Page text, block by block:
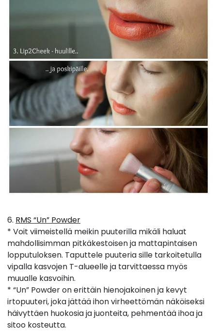
6. RMS “Un” Powder
* Voit viimeistellä meikin puuterilla mikäli haluat
mahdollisimman pitkäkestoisen ja mattapintaisen
lopputuloksen. Taputtele puuteria sille tarkoitetulla
vipalla kasvojen T-alueelle ja tarvittaessa myös
muualle kasvoihin.
* “Un” Powder on erittäin hienojakoinen ja kevyt
irtopuuteri, joka jättää ihon virheettömän näköiseksi
häivyttäen huokosia ja juonteita, pehmentää ihoa ja
sitoo kosteutta.